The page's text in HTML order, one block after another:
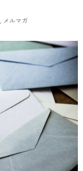
メルマガ